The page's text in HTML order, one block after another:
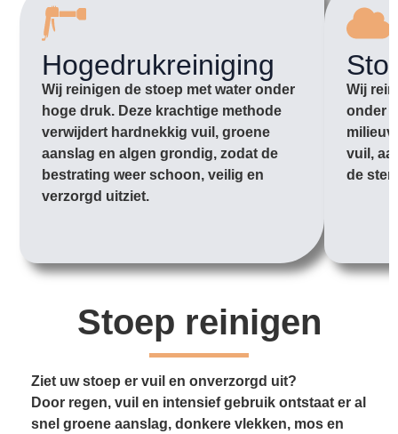
Hogedrukreiniging
Wij reinigen de stoep met water onder
hoge druk. Deze krachtige methode
verwijdert hardnekkig vuil, groene
aanslag en algen grondig, zodat de
bestrating weer schoon, veilig en
verzorgd uitziet.
Wij
onder
vuil,
de
Stoep reinigen
Ziet uw stoep er vuil en onverzorgd uit?
Door regen, vuil en intensief gebruik ontstaat er al
snel groene aanslag, donkere vlekken, mos en